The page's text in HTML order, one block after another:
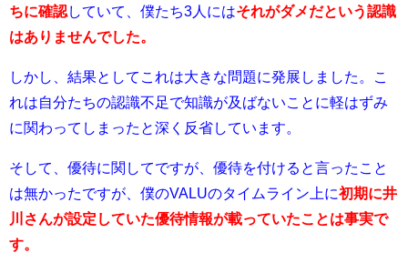
ちに確認していて、僕たち3人にはそれがダメだという認識
はありませんでした。
しかし、結果としてこれは大きな問題に発展しました。こ
れは自分たちの認識不足で知識が及ばないことに軽はずみ
に関わってしまったと深く反省しています。
そして、優待に関してですが、優待を付けると言ったこと
は無かったですが、僕のVALUのタイムライン上に初期に井
川さんが設定していた優待情報が載っていたことは事実で
す。